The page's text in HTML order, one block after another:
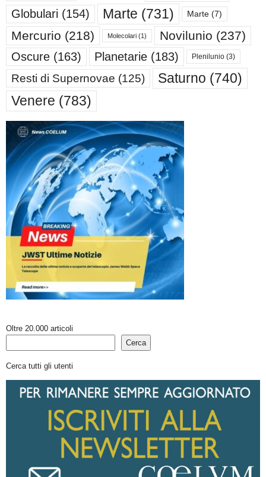
Globulari (154) Marte (731) Marte (7)
Mercurio (218) Molecolari (1) Novilunio (237)
Oscure (163) Planetarie (183) Plenilunio (3)
Resti di Supernovae (125) Saturno (740)
Venere (783)
Oltre 20.000 articoli
Cerca
Cerca tutti gli utenti